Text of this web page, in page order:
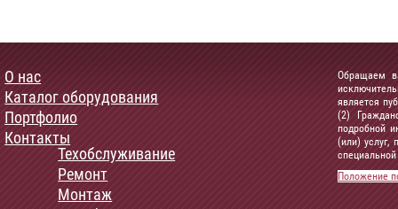
О нас
Каталог оборудования
Портфолио
Контакты
Техобслуживание
Ремонт
Монтаж
Обращаем
является
(2)
подробной
(или) услуг,
Положение